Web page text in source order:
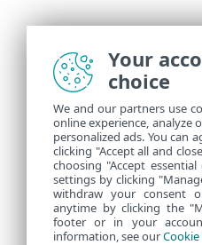
Your
choice
We and our partners use
online experience, analyze
personalized ads. You can
clicking "Accept all and
choosing "Accept
settings by clicking
withdraw your consent
anytime by clicking the
footer or in your
information, see ourCookie